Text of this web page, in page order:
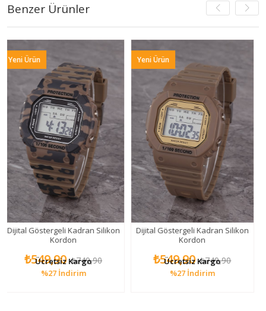
Benzer Ürünler
Göstergeli Kadran Silikon
Kordon
₺549,90 ₺749,90
İndirim
Ücretsiz Kargo
Dijital Göstergeli Kadran Silikon
Kordon
₺549,90 ₺749,90
İndirim
Ücretsiz Kargo
Yeni Ürün
Dijital